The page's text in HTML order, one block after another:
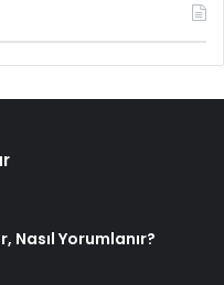
Nasıl Yorumlanır?